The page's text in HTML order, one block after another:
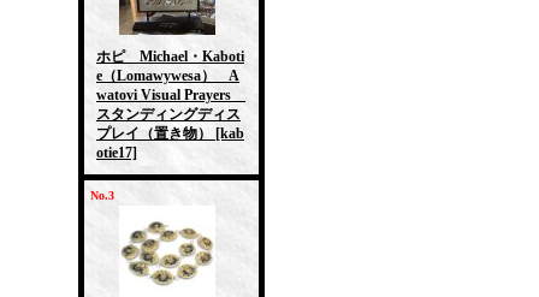
ホピ Michael・Kaboti
e（Lomawywesa） A
watovi Visual Prayers
スタンディングディス
プレイ（置き物）
[kab
otie17]
No.3